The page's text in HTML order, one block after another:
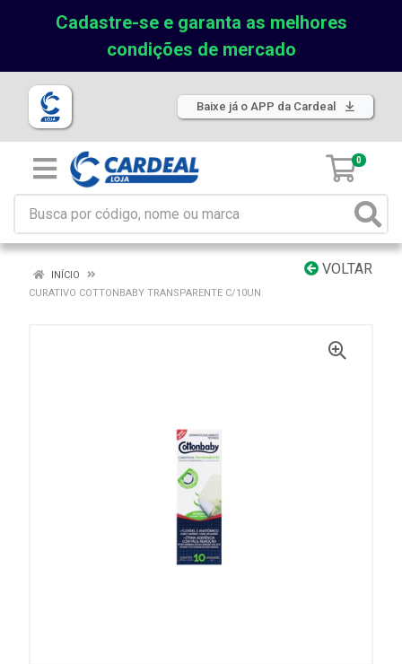
Cadastre-se e garanta as melhores
condições de mercado
Baixe já o APP da Cardeal
0
VOLTAR
INÍCIO
CURATIVO COTTONBABY TRANSPARENTE C/10UN